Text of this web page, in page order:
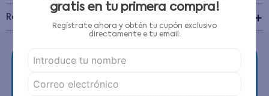
Recomendaciones de cuidado
gratis en tu primera compra!
Regístrate ahora y obtén tu cupón exclusivo
directamente e tu email: